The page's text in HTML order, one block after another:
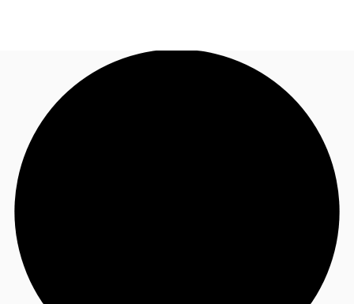
Blog
Données marchés
Appelez maintenant